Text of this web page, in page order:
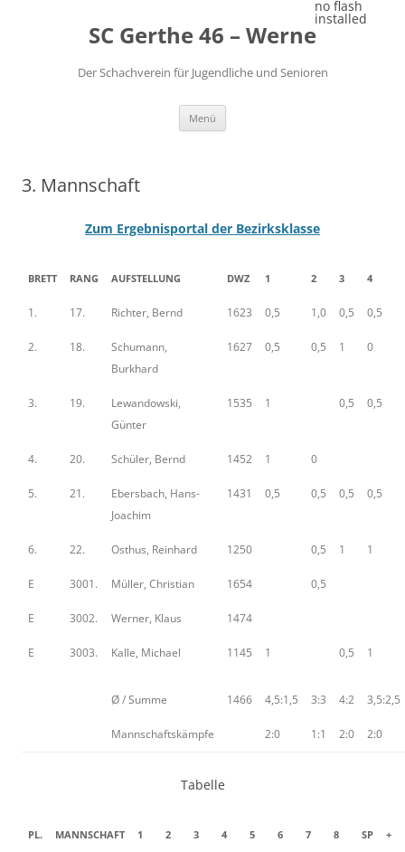
SC Gerthe 46 – Werne
Der Schachverein für Jugendliche und Senioren
Menü
3. Mannschaft
Zum Ergebnisportal der Bezirksklasse
BRETT RANG AUFSTELLUNG DWZ 1 2 3 4
1. 17. Richter, Bernd 1623 0,5 1,0 0,5 0,5
2. 18.
Schumann,
Burkhard
1627 0,5 0,5 1 0
3. 19.
Lewandowski,
Günter
1535 1 0,5 0,5
4. 20. Schüler, Bernd 1452 1 0
5. 21.
Ebersbach, Hans-
Joachim
1431 0,5 0,5 0,5 0,5
6. 22. Osthus, Reinhard 1250 0,5 1 1
E 3001. Müller, Christian 1654 0,5
E 3002. Werner, Klaus 1474
E 3003. Kalle, Michael 1145 1 0,5 1
Ø / Summe 1466 4,5:1,5 3:3 4:2 3,5:2,5
Mannschaftskämpfe 2:0 1:1 2:0 2:0
Tabelle
PL. MANNSCHAFT 1 2 3 4 5 6 7 8 SP +
no flash
installed